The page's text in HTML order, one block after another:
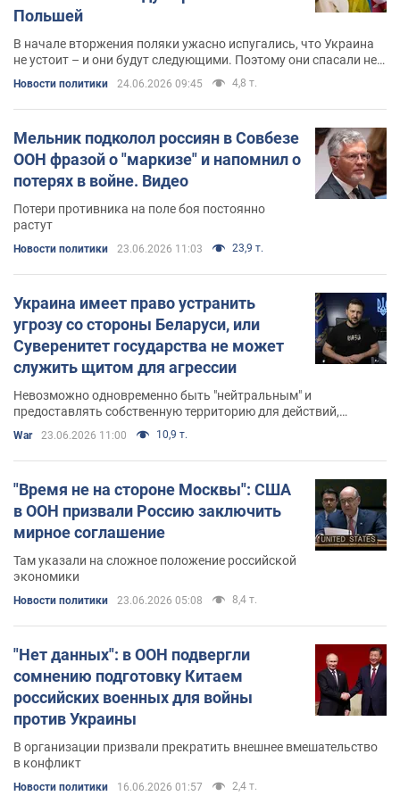
Польшей
В начале вторжения поляки ужасно испугались, что Украина
не устоит – и они будут следующими. Поэтому они спасали не
Новости политики 24.06.2026 09:45 4,8 т.
Мельник подколол россиян в Совбезе
ООН фразой о "маркизе" и напомнил о
потерях в войне. Видео
Потери противника на поле боя постоянно
растут
Новости политики 23.06.2026 11:03 23,9 т.
Украина имеет право устранить
угрозу со стороны Беларуси, или
Суверенитет государства не может
служить щитом для агрессии
Невозможно одновременно быть "нейтральным" и
предоставлять собственную территорию для действий,
которые приводят к гибели мирных людей в соседнем
государстве
War 23.06.2026 11:00 10,9 т.
"Время не на стороне Москвы": США
в ООН призвали Россию заключить
мирное соглашение
Там указали на сложное положение российской
экономики
Новости политики 23.06.2026 05:08 8,4 т.
"Нет данных": в ООН подвергли
сомнению подготовку Китаем
российских военных для войны
против Украины
В организации призвали прекратить внешнее вмешательство
в конфликт
Новости политики 16.06.2026 01:57 2,4 т.